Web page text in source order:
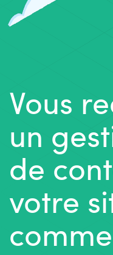
Vous
un
de
votre